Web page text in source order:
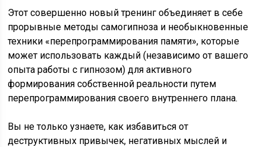
Этот совершенно новый тренинг объединяет в себе
прорывные методы самогипноза и необыкновенные
техники «перепрограммирования памяти», которые
может использовать каждый (независимо от вашего
опыта работы с гипнозом) для активного
формирования собственной реальности путем
перепрограммирования своего внутреннего плана.
Вы не только узнаете, как избавиться от
деструктивных привычек, негативных мыслей и